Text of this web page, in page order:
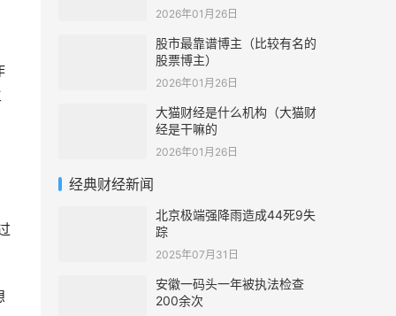
2026年01月26日
股市最靠谱博主（比较有名的
股票博主）
2026年01月26日
大猫财经是什么机构（大猫财
经是干嘛的
2026年01月26日
经典财经新闻
北京极端强降雨造成44死9失
踪
2025年07月31日
安徽一码头一年被执法检查
200余次